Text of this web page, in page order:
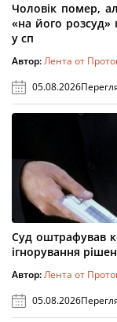
Чоловік помер,
«на його
у сп
Автор:Лента от
05.08.2026
Суд оштрафував
ігнорування
Автор:Лента от
05.08.2026